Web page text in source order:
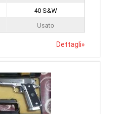
40 S&W
Usato
Dettagli»